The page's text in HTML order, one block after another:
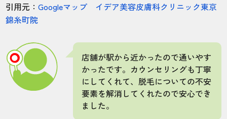
引用元：Googleマップ イデア美容皮膚科クリニック東京
錦糸町院
店舗が駅から近かったので通いやす
かったです。カウンセリングも丁寧
にしてくれて、脱毛についての不安
要素を解消してくれたので安心でき
ました。